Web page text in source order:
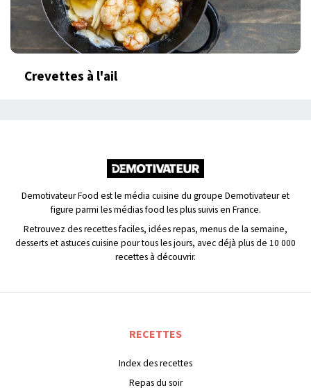
Crevettes à l'ail
Demotivateur Food est le média cuisine du groupe Demotivateur et
figure parmi les médias food les plus suivis en France.
Retrouvez des recettes faciles, idées repas, menus de la semaine,
desserts et astuces cuisine pour tous les jours, avec déjà plus de 10 000
recettes à découvrir.
RECETTES
Index des recettes
Repas du soir